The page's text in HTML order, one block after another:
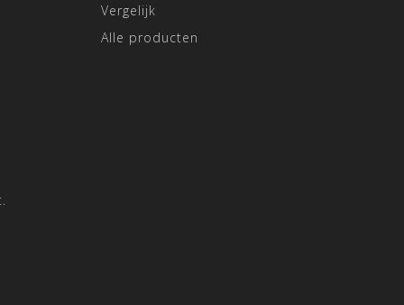
Vergelijk
Alle producten